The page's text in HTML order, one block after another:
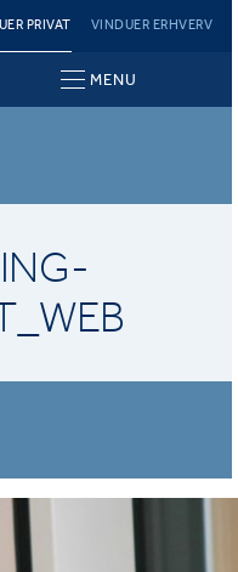
PRIVAT VINDUER ERHVERV
MENU